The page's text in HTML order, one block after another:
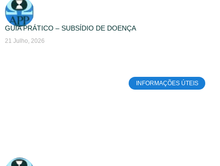
GUIA PRÁTICO – SUBSÍDIO DE DOENÇA
21 Julho, 2026
INFORMAÇÕES ÚTEIS